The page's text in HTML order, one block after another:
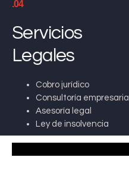
.04
Servicios
Legales
Cobro jurídico
Consultoría empresarial
Asesoría legal
Ley de insolvencia